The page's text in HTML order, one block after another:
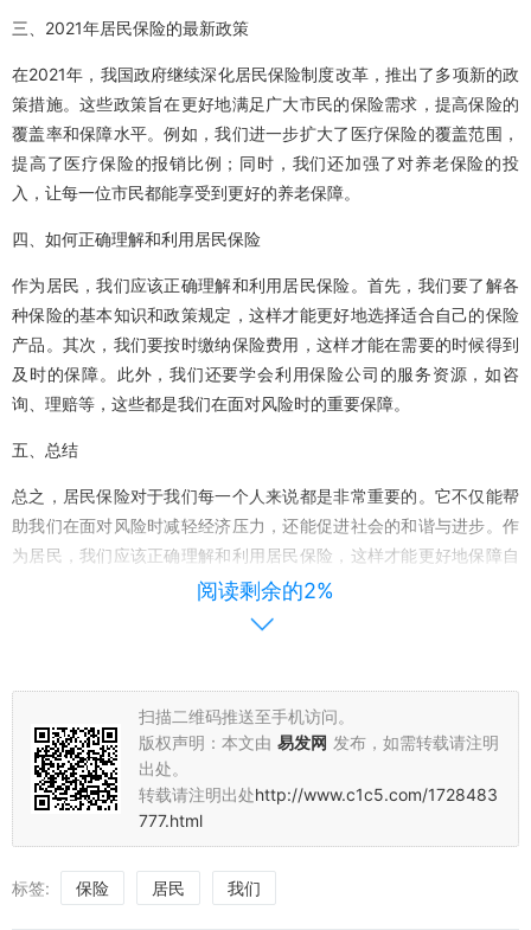
三、2021年居民保险的最新政策
在2021年，我国政府继续深化居民保险制度改革，推出了多项新的政
策措施。这些政策旨在更好地满足广大市民的保险需求，提高保险的
覆盖率和保障水平。例如，我们进一步扩大了医疗保险的覆盖范围，
提高了医疗保险的报销比例；同时，我们还加强了对养老保险的投
入，让每一位市民都能享受到更好的养老保障。
四、如何正确理解和利用居民保险
作为居民，我们应该正确理解和利用居民保险。首先，我们要了解各
种保险的基本知识和政策规定，这样才能更好地选择适合自己的保险
产品。其次，我们要按时缴纳保险费用，这样才能在需要的时候得到
及时的保障。此外，我们还要学会利用保险公司的服务资源，如咨
询、理赔等，这些都是我们在面对风险时的重要保障。
五、总结
总之，居民保险对于我们每一个人来说都是非常重要的。它不仅能帮
助我们在面对风险时减轻经济压力，还能促进社会的和谐与进步。作
为居民，我们应该正确理解和利用居民保险，这样才能更好地保障自
感谢大家的聆听！让我们共同努力，为建设一个更加和谐、安全的社
阅读剩余的2%
扫描二维码推送至手机访问。
版权声明：本文由 易发网 发布，如需转载请注明
出处。
转载请注明出处http://www.c1c5.com/1728483
777.html
标签: 保险 居民 我们